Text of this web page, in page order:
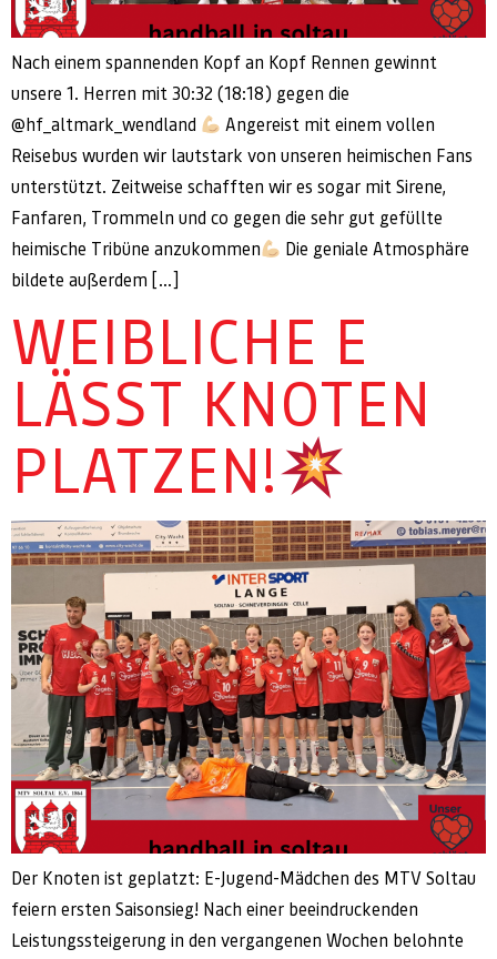
Nach einem spannenden Kopf an Kopf Rennen gewinnt
unsere 1. Herren mit 30:32 (18:18) gegen die
@hf_altmark_wendland
Angereist mit einem vollen
Reisebus wurden wir lautstark von unseren heimischen Fans
unterstützt. Zeitweise schafften wir es sogar mit Sirene,
Fanfaren, Trommeln und co gegen die sehr gut gefüllte
heimische Tribüne anzukommen
Die geniale Atmosphäre
bildete außerdem […]
WEIBLICHE E
LÄSST KNOTEN
PLATZEN!
Der Knoten ist geplatzt: E-Jugend-Mädchen des MTV Soltau
feiern ersten Saisonsieg! Nach einer beeindruckenden
Leistungssteigerung in den vergangenen Wochen belohnte